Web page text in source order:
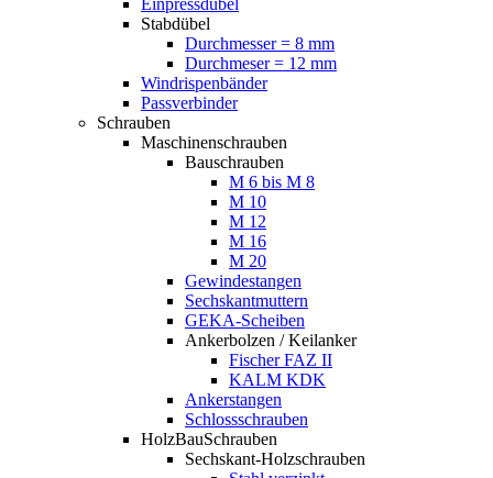
Einpressdübel
Stabdübel
Durchmesser = 8 mm
Durchmeser = 12 mm
Windrispenbänder
Passverbinder
Schrauben
Maschinenschrauben
Bauschrauben
M 6 bis M 8
M 10
M 12
M 16
M 20
Gewindestangen
Sechskantmuttern
GEKA-Scheiben
Ankerbolzen / Keilanker
Fischer FAZ II
KALM KDK
Ankerstangen
Schlossschrauben
HolzBauSchrauben
Sechskant-Holzschrauben